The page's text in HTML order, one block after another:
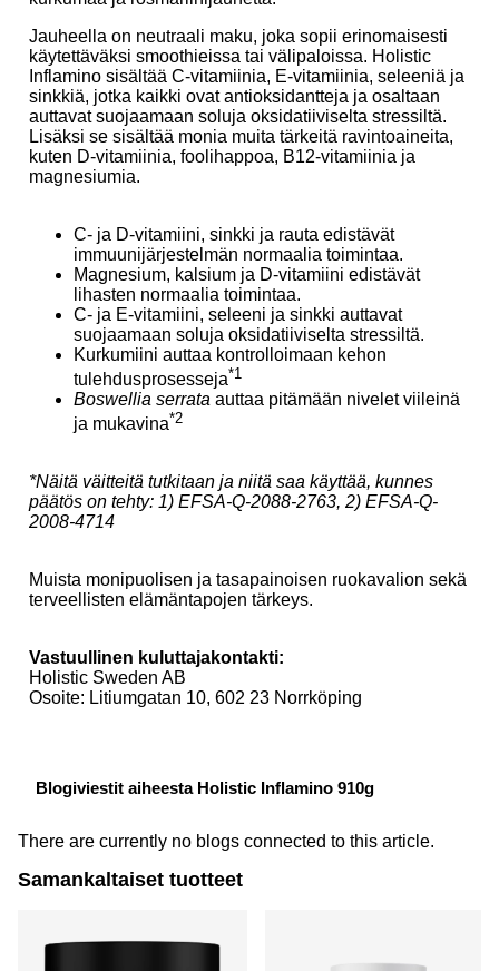
Jauheella on neutraali maku, joka sopii erinomaisesti
käytettäväksi smoothieissa tai välipaloissa. Holistic
Inflamino sisältää C-vitamiinia, E-vitamiinia, seleeniä ja
sinkkiä, jotka kaikki ovat antioksidantteja ja osaltaan
auttavat suojaamaan soluja oksidatiiviselta stressiltä.
Lisäksi se sisältää monia muita tärkeitä ravintoaineita,
kuten D-vitamiinia, foolihappoa, B12-vitamiinia ja
magnesiumia.
C- ja D-vitamiini, sinkki ja rauta edistävät
immuunijärjestelmän normaalia toimintaa.
Magnesium, kalsium ja D-vitamiini edistävät
lihasten normaalia toimintaa.
C- ja E-vitamiini, seleeni ja sinkki auttavat
suojaamaan soluja oksidatiiviselta stressiltä.
Kurkumiini auttaa kontrolloimaan kehon
tulehdusprosesseja*1
Boswellia serrata auttaa pitämään nivelet viileinä
ja mukavina*2
*Näitä väitteitä tutkitaan ja niitä saa käyttää, kunnes
päätös on tehty: 1) EFSA-Q-2088-2763, 2) EFSA-Q-
2008-4714
Muista monipuolisen ja tasapainoisen ruokavalion sekä
terveellisten elämäntapojen tärkeys.
Vastuullinen kuluttajakontakti:
Holistic Sweden AB
Osoite: Litiumgatan 10, 602 23 Norrköping
Blogiviestit aiheesta Holistic Inflamino 910g
There are currently no blogs connected to this article.
Samankaltaiset tuotteet